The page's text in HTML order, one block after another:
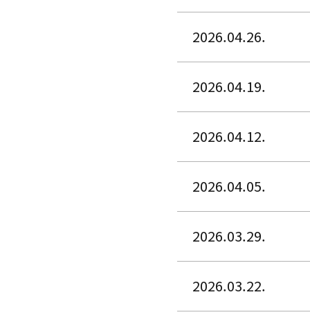
2026.04.26.
2026.04.19.
2026.04.12.
2026.04.05.
2026.03.29.
2026.03.22.